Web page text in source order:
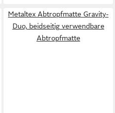
Metaltex Abtropfmatte Gravity-
Duo, beidseitig verwendbare
Abtropfmatte